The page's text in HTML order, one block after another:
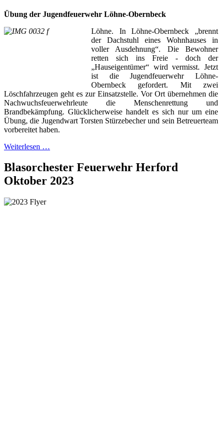
Übung der Jugendfeuerwehr Löhne-Obernbeck
Löhne. In Löhne-Obernbeck „brennt
der Dachstuhl eines Wohnhauses in
voller Ausdehnung“. Die Bewohner
retten sich ins Freie - doch der
„Hauseigentümer“ wird vermisst. Jetzt
ist die Jugendfeuerwehr Löhne-
Obernbeck gefordert. Mit zwei
Löschfahrzeugen geht es zur Einsatzstelle. Vor Ort übernehmen die
Nachwuchsfeuerwehrleute die Menschenrettung und
Brandbekämpfung. Glücklicherweise handelt es sich nur um eine
Übung, die Jugendwart Torsten Stürzebecher und sein Betreuerteam
vorbereitet haben.
Weiterlesen …
Blasorchester Feuerwehr Herford
Oktober 2023